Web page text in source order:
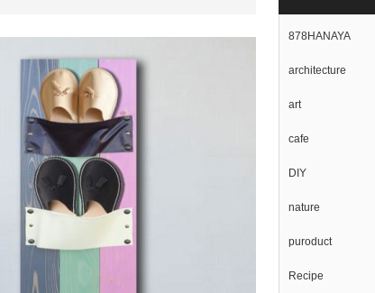
878HANAYA
architecture
art
cafe
DIY
nature
puroduct
Recipe